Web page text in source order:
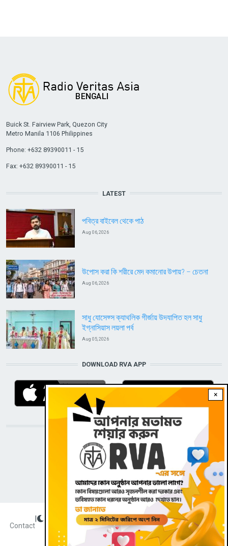
×
Buick St. Fairview Park, Quezon City
Metro Manila 1106 Philippines
Phone: +632 89390011 - 15
Fax: +632 89390011 - 15
LATEST
পবিত্র বাইবেল থেকে পাঠ
Aug 06, 2026
উপোস করা কি শরীরে মেদ কমানোর উপায়? – চেতনা
Aug 06, 2026
সাধু যোসেফ্স ক্যাথলিক গীর্জায় উদযাপিত হল সাধু
ইগ্নাসিয়াস লয়লা পর্ব
Aug 05, 2026
DOWNLOAD RVA APP
STAY CONNECTED WITH US!
Radio Veritas Asia © 2022
Contact
Dark theme